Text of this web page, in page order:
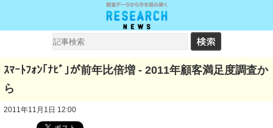
ｽﾏｰﾄﾌｫﾝ｢ﾅﾋﾞ｣が前年比倍増 - 2011年顧客満足度調査か
ら
2011年11月1日 12:00